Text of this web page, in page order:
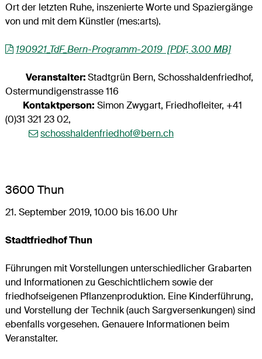
Ort der letzten Ruhe, inszenierte Worte und Spaziergänge
von und mit dem Künstler (mes:arts).
190921_TdF_Bern-Programm-2019 [PDF, 3.00 MB]
Veranstalter:Stadtgrün Bern, Schosshaldenfriedhof,
Ostermundigenstrasse 116
Kontaktperson: Simon Zwygart, Friedhofleiter, +41
(0)31 321 23 02,
schosshaldenfriedhof@bern.ch
3600 Thun
21. September 2019, 10.00 bis 16.00 Uhr
Stadtfriedhof Thun
Führungen mit Vorstellungen unterschiedlicher Grabarten
und Informationen zu Geschichtlichem sowie der
friedhofseigenen Pflanzenproduktion. Eine Kinderführung,
und Vorstellung der Technik (auch Sargversenkungen) sind
ebenfalls vorgesehen. Genauere Informationen beim
Veranstalter.